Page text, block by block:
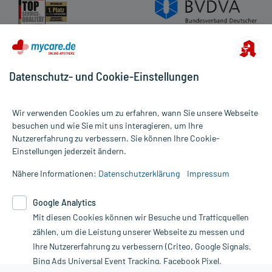
Alle Preise gelten inkl. MwSt., ggf. zzgl. Versandkosten
Informationen auf dieser Website werden ausschließlich für
die Untersuchung und Behandlung durch einen Arzt. Bitte
Therapien eingeleitet werden können. | Diese Webseite benutzt
Google Analytics. Lesen Sie bitte dazu die wichtigen Hinweise in
unserer Datenschutzerklärung. Für den Widerruf einer Bestellung
nutzen Sie das Formular:
Datenschutz- und Cookie-Einstellungen
Wir verwenden Cookies um zu erfahren, wann Sie unsere Webseite
besuchen und wie Sie mit uns interagieren, um Ihre
Nutzererfahrung zu verbessern. Sie können Ihre Cookie-
Einstellungen jederzeit ändern.
Nähere Informationen: Datenschutzerklärung Impressum
Google Analytics
Mit diesen Cookies können wir Besuche und Trafficquellen
zählen, um die Leistung unserer Webseite zu messen und
Ihre Nutzererfahrung zu verbessern (Criteo, Google Signals,
Bing Ads Universal Event Tracking, Facebook Pixel,